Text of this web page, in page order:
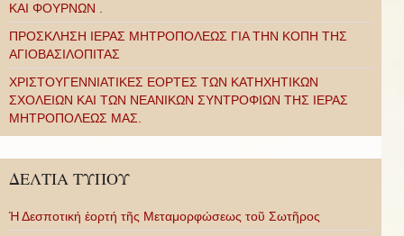
ΚΑΙ ΦΟΥΡΝΩΝ .
ΠΡΟΣΚΛΗΣΗ ΙΕΡΑΣ ΜΗΤΡΟΠΟΛΕΩΣ ΓΙΑ ΤΗΝ ΚΟΠΗ ΤΗΣ
ΑΓΙΟΒΑΣΙΛΟΠΙΤΑΣ
ΧΡΙΣΤΟΥΓΕΝΝΙΑΤΙΚΕΣ ΕΟΡΤΕΣ ΤΩΝ ΚΑΤΗΧΗΤΙΚΩΝ
ΣΧΟΛΕΙΩΝ ΚΑΙ ΤΩΝ ΝΕΑΝΙΚΩΝ ΣΥΝΤΡΟΦΙΩΝ ΤΗΣ ΙΕΡΑΣ
ΜΗΤΡΟΠΟΛΕΩΣ ΜΑΣ.
ΔΕΛΤΙΑ ΤΥΠΟΥ
Ἡ Δεσποτική ἑορτή τῆς Μεταμορφώσεως τοῦ Σωτῆρος